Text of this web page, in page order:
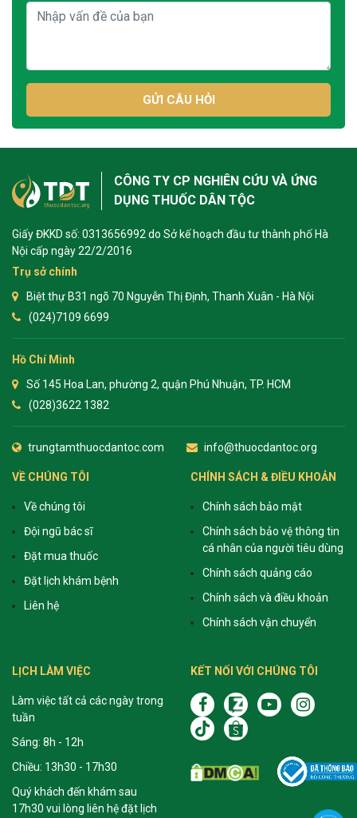
GỬI CÂU HỎI
CÔNG TY CP NGHIÊN CỨU VÀ ỨNG
DỤNG THUỐC DÂN TỘC
Giấy ĐKKD số: 0313656992 do Sở kế hoạch đầu tư thành phố Hà
Nội cấp ngày 22/2/2016
Trụ sở chính
Biệt thự B31 ngõ 70 Nguyễn Thị Định, Thanh Xuân - Hà Nội
(024)7109 6699
Hồ Chí Minh
Số 145 Hoa Lan, phường 2, quận Phú Nhuận, TP. HCM
(028)3622 1382
trungtamthuocdantoc.com info@thuocdantoc.org
VỀ CHÚNG TÔI
Về chúng tôi
Đội ngũ bác sĩ
Đặt mua thuốc
Đặt lịch khám bệnh
Liên hệ
CHÍNH SÁCH & ĐIỀU KHOẢN
Chính sách bảo mật
Chính sách bảo vệ thông tin
cá nhân của người tiêu dùng
Chính sách quảng cáo
Chính sách và điều khoản
Chính sách vận chuyển
LỊCH LÀM VIỆC
Làm việc tất cả các ngày trong
tuần
Sáng: 8h - 12h
Chiều: 13h30 - 17h30
Quý khách đến khám sau
17h30 vui lòng liên hệ đặt lịch
KẾT NỐI VỚI CHÚNG TÔI